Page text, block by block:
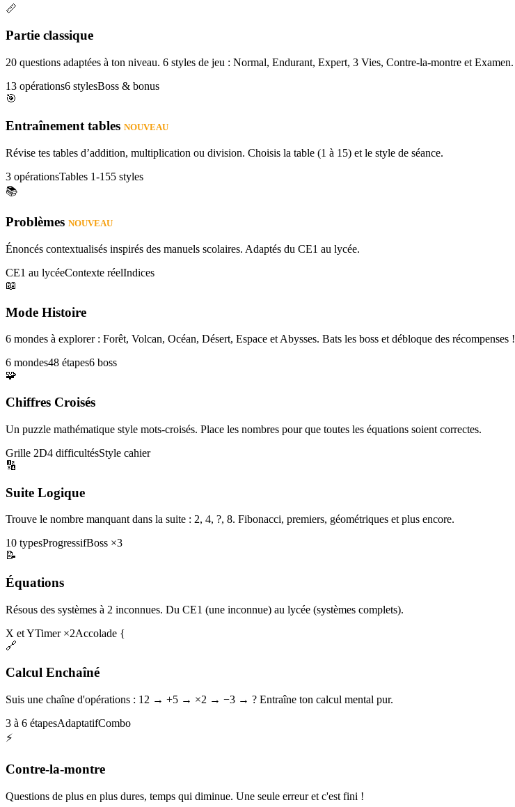
📏
Partie classique
20 questions adaptées à ton niveau. 6 styles de jeu : Normal, Endurant, Expert, 3 Vies, Contre-la-montre et Examen.
13 opérations6 stylesBoss & bonus
🎯
Entraînement tables NOUVEAU
Révise tes tables d’addition, multiplication ou division. Choisis la table (1 à 15) et le style de séance.
3 opérationsTables 1-155 styles
📚
Problèmes NOUVEAU
Énoncés contextualisés inspirés des manuels scolaires. Adaptés du CE1 au lycée.
CE1 au lycéeContexte réelIndices
📖
Mode Histoire
6 mondes à explorer : Forêt, Volcan, Océan, Désert, Espace et Abysses. Bats les boss et débloque des récompenses !
6 mondes48 étapes6 boss
🧩
Chiffres Croisés
Un puzzle mathématique style mots-croisés. Place les nombres pour que toutes les équations soient correctes.
Grille 2D4 difficultésStyle cahier
🔢
Suite Logique
Trouve le nombre manquant dans la suite : 2, 4, ?, 8. Fibonacci, premiers, géométriques et plus encore.
10 typesProgressifBoss ×3
📝
Équations
Résous des systèmes à 2 inconnues. Du CE1 (une inconnue) au lycée (systèmes complets).
X et YTimer ×2Accolade {
🔗
Calcul Enchaîné
Suis une chaîne d'opérations : 12 → +5 → ×2 → −3 → ? Entraîne ton calcul mental pur.
3 à 6 étapesAdaptatifCombo
⚡
Contre-la-montre
Questions de plus en plus dures, temps qui diminue. Une seule erreur et c'est fini !